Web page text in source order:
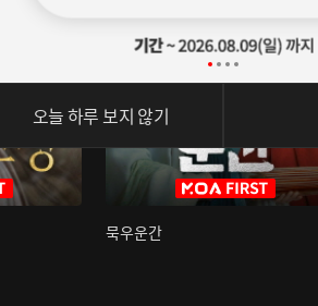
묵우운간
오늘 하루 보지 않기